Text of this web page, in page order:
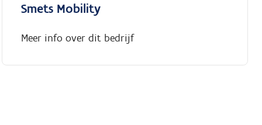
Smets Mobility
Meer info over dit bedrijf